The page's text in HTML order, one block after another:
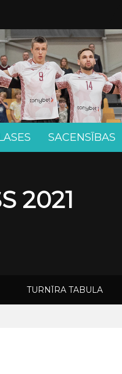
SACENSĪBAS
2021
TURNĪRA TABULA